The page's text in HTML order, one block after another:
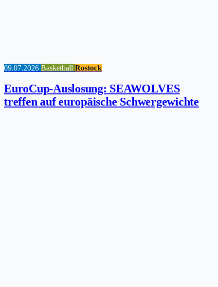
09.07.2026 Basketball Rostock
EuroCup-Auslosung: SEAWOLVES
treffen auf europäische Schwergewichte